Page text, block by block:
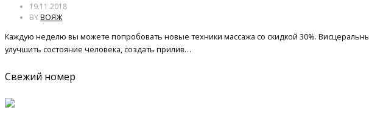
19.11.2018
BYВОЯЖ
Каждую неделю вы можете попробовать новые техники массажа со скидкой 30%.
улучшить состояние человека, создать прилив…
Свежий номер